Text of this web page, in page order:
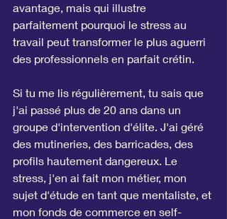
avantage, mais qui illustre
parfaitement pourquoi le stress au
travail peut transformer le plus aguerri
des professionnels en parfait crétin.
Si tu me lis régulièrement, tu sais que
j'ai passé plus de 20 ans dans un
groupe d'intervention d'élite. J'ai géré
des mutineries, des barricades, des
profils hautement dangereux. Le
stress, j'en ai fait mon métier, mon
sujet d'étude en tant que mentaliste, et
mon fonds de commerce en self-